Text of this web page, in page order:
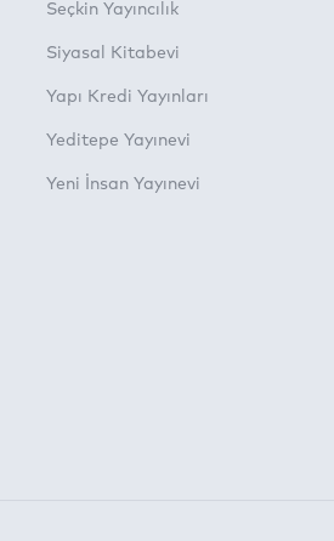
Seçkin Yayıncılık
Siyasal Kitabevi
Yapı Kredi Yayınları
Yeditepe Yayınevi
Yeni İnsan Yayınevi